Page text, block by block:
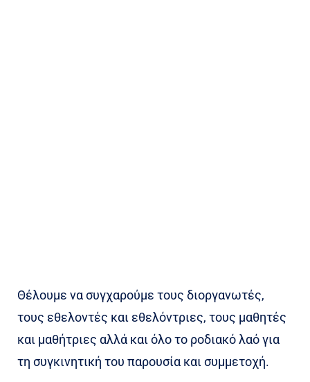
Θέλουμε να συγχαρούμε τους διοργανωτές,
τους εθελοντές και εθελόντριες, τους μαθητές
και μαθήτριες αλλά και όλο το ροδιακό λαό για
τη συγκινητική του παρουσία και συμμετοχή.